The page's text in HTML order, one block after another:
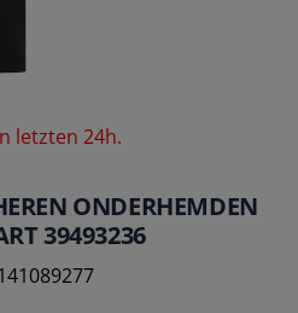
letzten 24h.
ONDERHEMDEN
39493236